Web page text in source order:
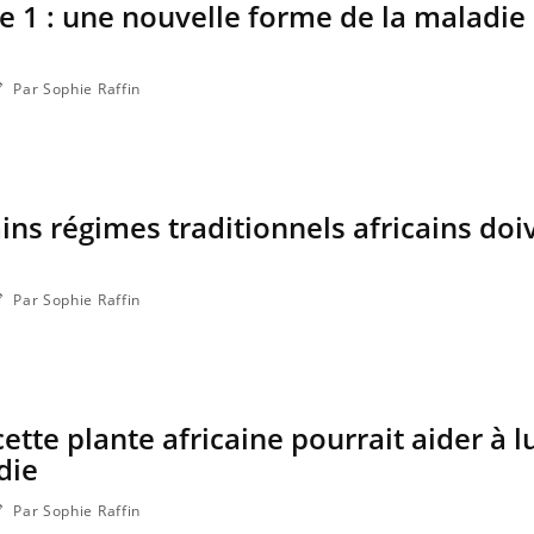
1 : une nouvelle forme de la maladie
Par Sophie Raffin
régimes traditionnels africains
Par Sophie Raffin
plante africaine pourrait aider à
Par Sophie Raffin